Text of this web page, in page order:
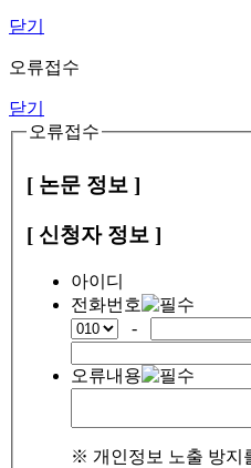
닫기
오류접수
닫기
오류접수
[ 논문 정보 ]
[ 신청자 정보 ]
아이디
전화번호
-
오류내용
※ 개인정보 노출 방지